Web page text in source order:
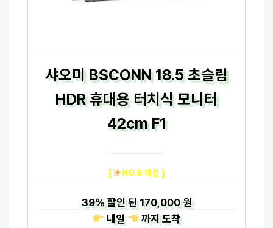
샤오미 BSCONN 18.5 초슬림
HDR 휴대용 터치식 모니터
42cm F1
[ NO.6 제품 ]
39%할인 된170,000 원
내일
까지도착